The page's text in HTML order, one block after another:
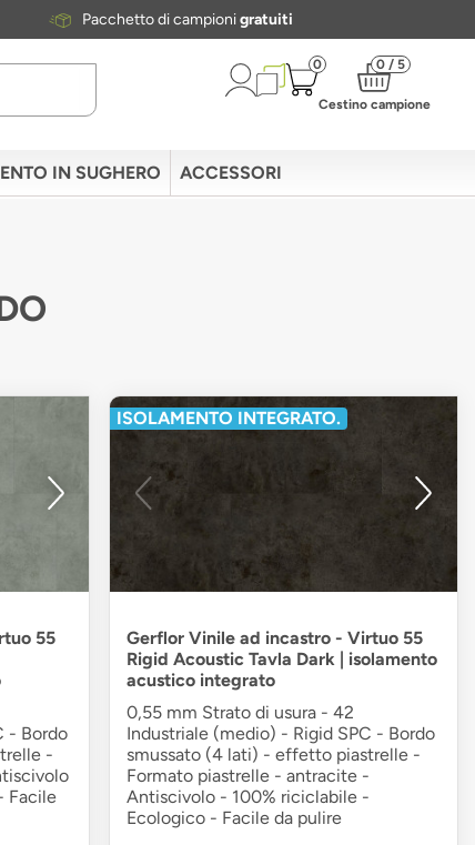
Pacchetto di campionigratuiti
0 0 / 5
Cestino campione
IN SUGHERO ACCESSORI
55
- Bordo
-
Facile
ISOLAMENTO INTEGRATO.
Gerflor Vinile ad incastro - Virtuo 55
Rigid Acoustic Tavla Dark | isolamento
acustico integrato
0,55 mm Strato di usura - 42
Industriale (medio) - Rigid SPC - Bordo
smussato (4 lati) - effetto piastrelle -
Formato piastrelle - antracite -
Antiscivolo - 100% riciclabile -
Ecologico - Facile da pulire